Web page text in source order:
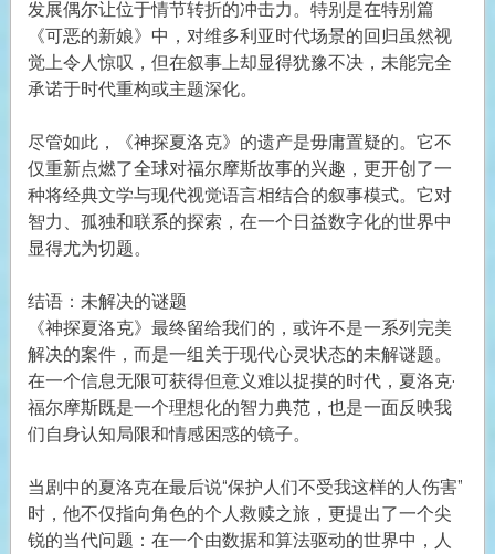
发展偶尔让位于情节转折的冲击力。特别是在特别篇
《可恶的新娘》中，对维多利亚时代场景的回归虽然视
觉上令人惊叹，但在叙事上却显得犹豫不决，未能完全
承诺于时代重构或主题深化。
尽管如此，《神探夏洛克》的遗产是毋庸置疑的。它不
仅重新点燃了全球对福尔摩斯故事的兴趣，更开创了一
种将经典文学与现代视觉语言相结合的叙事模式。它对
智力、孤独和联系的探索，在一个日益数字化的世界中
显得尤为切题。
结语：未解决的谜题
《神探夏洛克》最终留给我们的，或许不是一系列完美
解决的案件，而是一组关于现代心灵状态的未解谜题。
在一个信息无限可获得但意义难以捉摸的时代，夏洛克·
福尔摩斯既是一个理想化的智力典范，也是一面反映我
们自身认知局限和情感困惑的镜子。
当剧中的夏洛克在最后说“保护人们不受我这样的人伤害”
时，他不仅指向角色的个人救赎之旅，更提出了一个尖
锐的当代问题：在一个由数据和算法驱动的世界中，人